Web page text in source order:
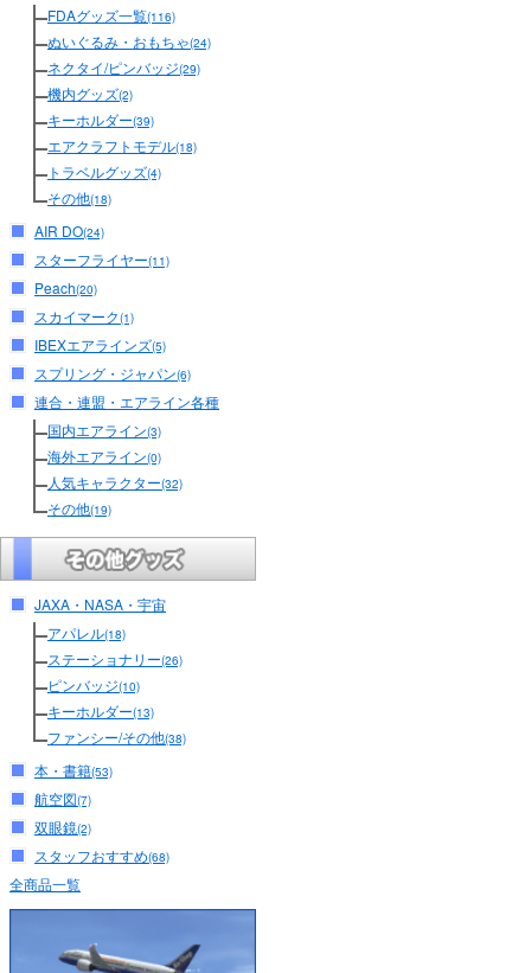
FDAグッズ一覧(116)
ぬいぐるみ・おもちゃ(24)
ネクタイ/ピンバッジ(29)
機内グッズ(2)
キーホルダー(39)
エアクラフトモデル(18)
トラベルグッズ(4)
その他(18)
AIR DO(24)
スターフライヤー(11)
Peach(20)
スカイマーク(1)
IBEXエアラインズ(5)
スプリング・ジャパン(6)
連合・連盟・エアライン各種
国内エアライン(3)
海外エアライン(0)
人気キャラクター(32)
その他(19)
JAXA・NASA・宇宙
アパレル(18)
ステーショナリー(26)
ピンバッジ(10)
キーホルダー(13)
ファンシー/その他(38)
本・書籍(53)
航空図(7)
双眼鏡(2)
スタッフおすすめ(68)
全商品一覧